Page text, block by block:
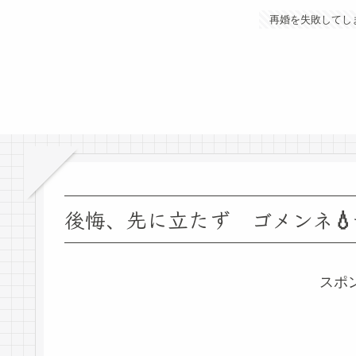
再婚を失敗してし
後悔、先に立たず ゴメンネ
スポ